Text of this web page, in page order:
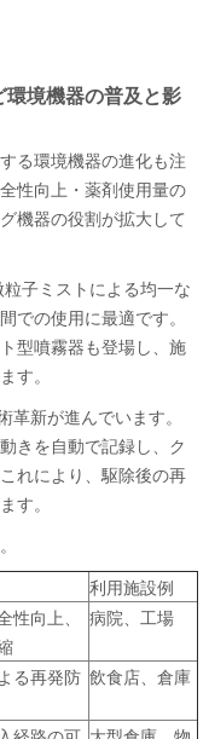
境機器の普及と影
る環境機器の進化も注
性向上・薬剤使用量の
機器の役割が拡大して
子ミストによる均一な
での使用に最適です。
型噴霧器も登場し、施
す。
革新が進んでいます。
きを自動で記録し、ク
れにより、駆除後の再
す。
利用施設例
性向上、
病院、工場
る再発防 飲食店、倉庫